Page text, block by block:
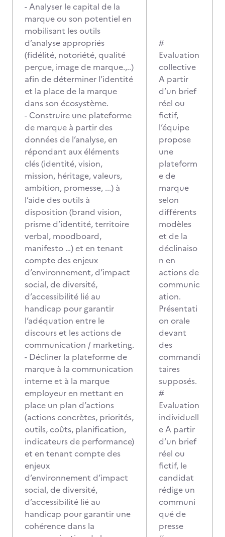
- Analyser le capital de la
marque ou son potentiel en
mobilisant les outils
d’analyse appropriés
(fidélité, notoriété, qualité
perçue, image de marque.,..)
afin de déterminer l’identité
et la place de la marque
dans son écosystème.
- Construire une plateforme
de marque à partir des
données de l’analyse, en
répondant aux éléments
clés (identité, vision,
mission, héritage, valeurs,
ambition, promesse, ...) à
l’aide des outils à
disposition (brand vision,
prisme d’identité, territoire
verbal, moodboard,
manifesto …) et en tenant
compte des enjeux
d’environnement, d’impact
social, de diversité,
d’accessibilité lié au
handicap pour garantir
l’adéquation entre le
discours et les actions de
communication / marketing.
- Décliner la plateforme de
marque à la communication
interne et à la marque
employeur en mettant en
place un plan d’actions
(actions concrètes, priorités,
outils, coûts, planification,
indicateurs de performance)
et en tenant compte des
enjeux
d’environnement d’impact
social, de diversité,
d’accessibilité lié au
handicap pour garantir une
cohérence dans la
#
Evaluation
collective
A partir
d’un brief
réel ou
fictif,
l’équipe
propose
une
plateform
e de
marque
selon
différents
modèles
et de la
déclinaiso
n en
actions de
communic
ation.
Présentati
on orale
devant
des
commandi
taires
supposés.
#
Evaluation
individuell
e A partir
d’un brief
réel ou
fictif, le
candidat
rédige un
communi
qué de
presse